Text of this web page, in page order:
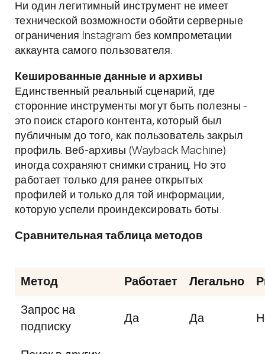
Ни один легитимный инструмент не имеет
технической возможности обойти серверные
ограничения Instagram без компрометации
аккаунта самого пользователя.
Кешированные данные и архивы
Единственный реальный сценарий, где
сторонние инструменты могут быть полезны -
это поиск старого контента, который был
публичным до того, как пользователь закрыл
профиль. Веб-архивы (Wayback Machine)
иногда сохраняют снимки страниц. Но это
работает только для ранее открытых
профилей и только для той информации,
которую успели проиндексировать боты.
Сравнительная таблица методов
Метод Работает Легально
Запрос на
подписку
Да Да